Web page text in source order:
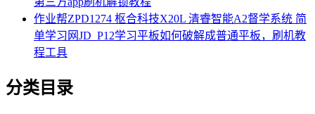
作业帮ZPD1274 枢合科技X20L 清睿智能A2督学系统 简
单学习网JD_P12学习平板如何破解成普通平板，刷机教
程工具
分类目录